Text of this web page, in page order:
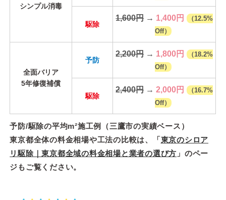
シンプル消毒
駆除
1,600円→ 1,400円
（12.5%
Off）
全面バリア
5年修復補償
予防
2,200円→ 1,800円
（18.2%
Off）
駆除
2,400円→2,000円
（16.7%
Off）
予防/駆除の平均m²施工例（三鷹市の実績ベース）
東京都全体の料金相場や工法の比較は、「東京のシロア
リ駆除｜東京都全域の料金相場と業者の選び方 」のペー
ジもご覧ください。